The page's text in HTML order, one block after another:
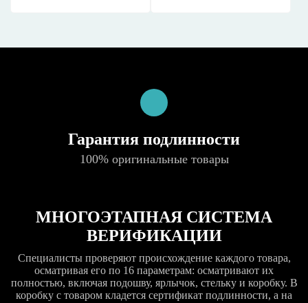
Гарантия подлинности
100% оригинальные товары
МНОГОЭТАПНАЯ СИСТЕМА
ВЕРИФИКАЦИИ
Специалисты проверяют происхождение каждого товара,
осматривая его по 16 параметрам: осматривают их
полностью, включая подошву, ярлычок, стельку и коробку. В
коробку с товаром кладется сертификат подлинности, а на